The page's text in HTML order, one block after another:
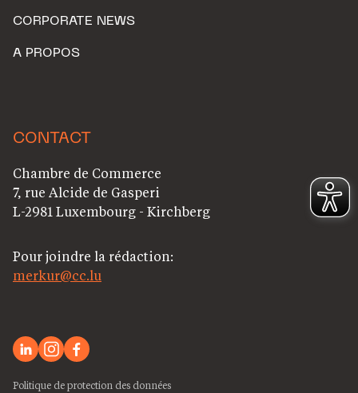
CORPORATE NEWS
A PROPOS
CONTACT
Chambre de Commerce
7, rue Alcide de Gasperi
L-2981 Luxembourg - Kirchberg
Pour joindre la rédaction:
merkur@cc.lu
Politique de protection des données